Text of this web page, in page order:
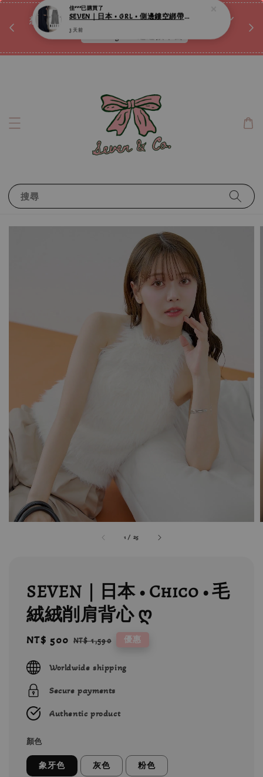
想訂製屬於自己的『水晶手鍊』嗎ꕀ♡ 私訊我們.ᐟ.ᐟ
搜尋
1 / 25
SEVEN｜日本 • Chico • 毛
絨絨削肩背心 ღ
Sale
NT$ 500 Regular
NT$ 1,590 優惠
Worldwide shipping
Secure payments
Authentic product
顏色
象牙色 灰色 粉色